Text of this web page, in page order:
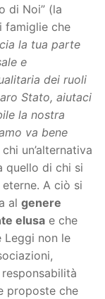
di Noi” (la
famiglie che
la tua parte
e
dei ruoli
Stato, aiutaci
la nostra
va bene
un’alternativa
quello di chi si
A ciò si
al genere
elusa e che
Leggi non le
proposte che